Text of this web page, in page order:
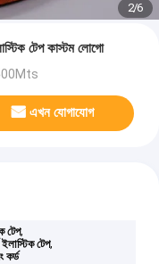
2/6
টেপ কাস্টম লোগো
এখন যোগাযোগ
টেপ,
টেপ,
কর্ড